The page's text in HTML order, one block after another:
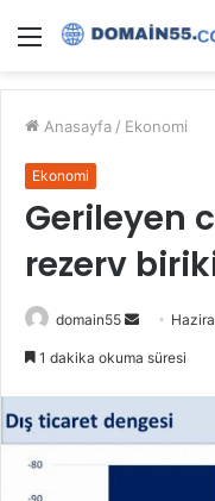
Menü
Anasayfa / Ekonomi
Ekonomi
Gerileyen
rezerv
domain55
Bir
1 dakika okuma süresi